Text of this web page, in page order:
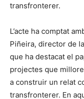
transfronterer.
L’acte ha comptat
Piñeira, director de
que ha destacat el
projectes que
a construir un relat
transfronterer. En